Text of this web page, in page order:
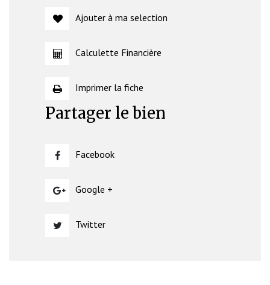
Ajouter à ma selection
Calculette Financière
Imprimer la fiche
Partager le bien
Facebook
Google +
Twitter